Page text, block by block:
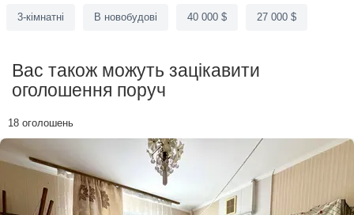
3-кімнатні В новобудові 40 000 $ 27 000 $
Вас також можуть зацікавити
оголошення поруч
18 оголошень